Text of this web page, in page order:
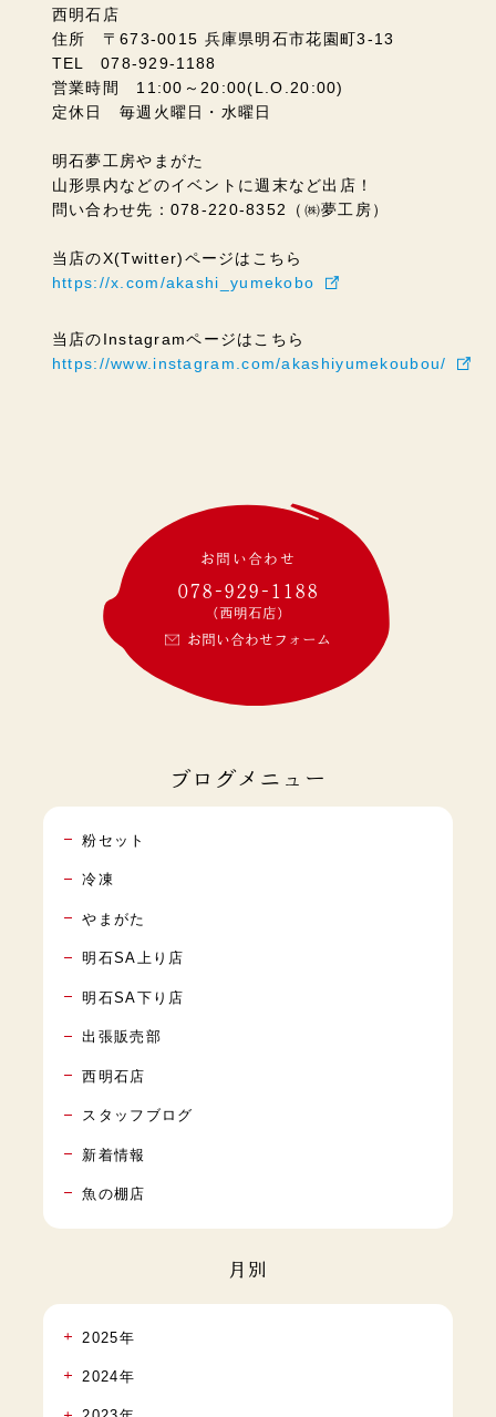
西明石店
住所 〒673-0015 兵庫県明石市花園町3-13
TEL 078-929-1188
営業時間 11:00～20:00(L.O.20:00)
定休日 毎週火曜日・水曜日
明石夢工房やまがた
山形県内などのイベントに週末など出店！
問い合わせ先：078-220-8352（㈱夢工房）
当店のX(Twitter)ページはこちら
https://x.com/akashi_yumekobo
当店のInstagramページはこちら
https://www.instagram.com/akashiyumekoubou/
お問い合わせ
078-929-1188
(西明石店)
お問い合わせフォーム
ブログメニュー
粉セット
冷凍
やまがた
明石SA上り店
明石SA下り店
出張販売部
西明石店
スタッフブログ
新着情報
魚の棚店
月別
2025年
2024年